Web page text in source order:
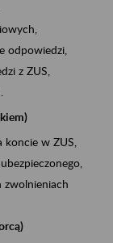
odpowiedzi,
z ZUS,
koncie w ZUS,
zwolnieniach